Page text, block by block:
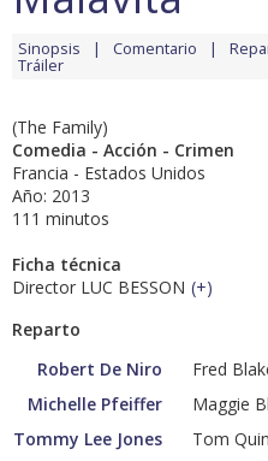
Sinopsis Comentario
Tráiler
(The Family)
Comedia - Acción - Crimen
Francia - Estados Unidos
Año: 2013
111 minutos
Ficha técnica
Director LUC BESSON (+)
Reparto
Robert De Niro
Fred
Michelle Pfeiffer
Maggie
Tommy Lee Jones
Tom